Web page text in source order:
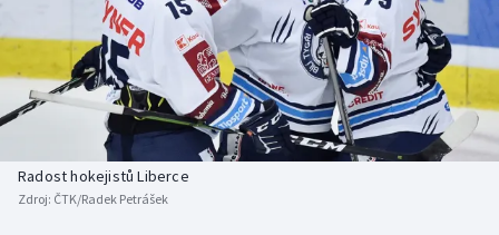
Americký fotbal
Baseball a softbal
Basketbal
Biatlon
NEPŘEHLÉDNĚTE
Soutěže
Historické návraty
Aplikace ČT sport
Radost hokejistů Liberce
Zdroj: ČTK/Radek Petrášek